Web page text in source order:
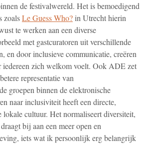
de festivalwereld. Het is bemoedigend
zoalsLe Guess Who?in Utrecht hierin
te werken aan een diverse
met gastcuratoren uit verschillende
en door inclusieve communicatie, creëren
zich welkom voelt. Ook ADE zet
representatie van
groepen binnen de elektronische
naar inclusiviteit heeft een directe,
cultuur. Het normaliseert diversiteit,
bij aan een meer open en
iets wat ik persoonlijk erg belangrijk